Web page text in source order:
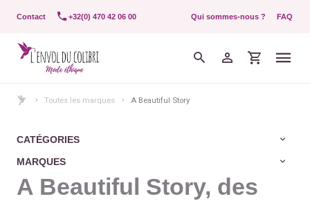
Contact +32(0) 470 42 06 00 Qui sommes-nous ? FAQ
Toutes les marques A Beautiful Story
CATÉGORIES
MARQUES
A Beautiful Story, des